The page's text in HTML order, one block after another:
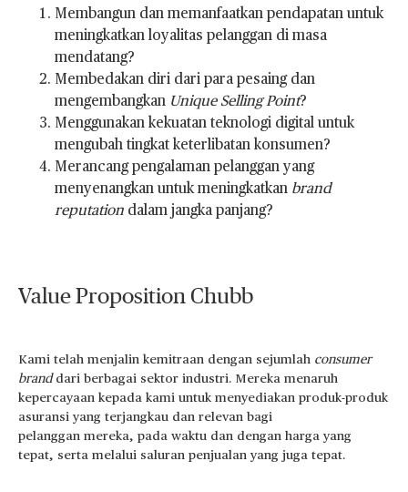
Membangun dan memanfaatkan pendapatan untuk
meningkatkan loyalitas pelanggan di masa
mendatang?
Membedakan diri dari para pesaing dan
mengembangkan Unique Selling Point?
Menggunakan kekuatan teknologi digital untuk
mengubah tingkat keterlibatan konsumen?
Merancang pengalaman pelanggan yang
menyenangkan untuk meningkatkan brand
reputation dalam jangka panjang?
Value Proposition Chubb
Kami telah menjalin kemitraan dengan sejumlah consumer
branddari berbagai sektor industri. Mereka menaruh
kepercayaan kepada kami untuk menyediakan produk-produk
asuransi yang terjangkau dan relevan bagi
pelanggan mereka, pada waktu dan dengan harga yang
tepat, serta melalui saluran penjualan yang juga tepat.